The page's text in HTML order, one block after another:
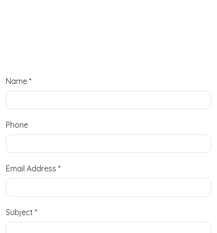
Name *
Phone
Email Address *
Subject *